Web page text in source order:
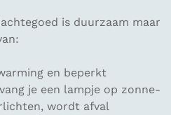
is duurzaam maar
en beperkt
je een lampje op zonne-
wordt afval